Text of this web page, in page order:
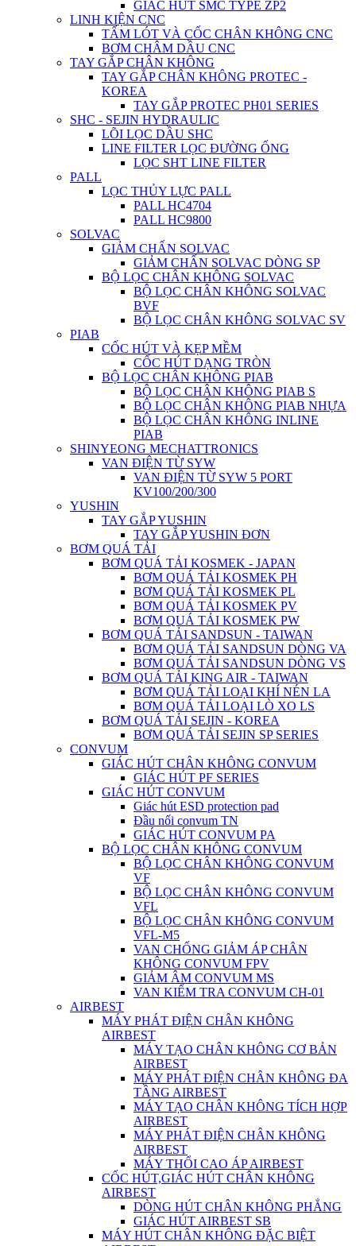
GIÁC HÚT SMC TYPE ZP2
LINH KIỆN CNC
TẤM LÓT VÀ CỐC CHÂN KHÔNG CNC
BƠM CHÂM DẦU CNC
TAY GẮP CHÂN KHÔNG
TAY GẮP CHÂN KHÔNG PROTEC -
KOREA
TAY GẮP PROTEC PH01 SERIES
SHC - SEJIN HYDRAULIC
LÕI LỌC DẦU SHC
LINE FILTER LỌC ĐƯỜNG ỐNG
LỌC SHT LINE FILTER
PALL
LỌC THỦY LỰC PALL
PALL HC4704
PALL HC9800
SOLVAC
GIẢM CHẤN SOLVAC
GIẢM CHẤN SOLVAC DÒNG SP
BỘ LỌC CHÂN KHÔNG SOLVAC
BỘ LỌC CHÂN KHÔNG SOLVAC
BVF
BỘ LỌC CHÂN KHÔNG SOLVAC SV
PIAB
CỐC HÚT VÀ KẸP MỀM
CỐC HÚT DẠNG TRÒN
BỘ LỌC CHÂN KHÔNG PIAB
BỘ LỌC CHÂN KHÔNG PIAB S
BỘ LỌC CHÂN KHÔNG PIAB NHỰA
BỘ LỌC CHÂN KHÔNG INLINE
PIAB
SHINYEONG MECHATTRONICS
VAN ĐIỆN TỪ SYW
VAN ĐIỆN TỪ SYW 5 PORT
KV100/200/300
YUSHIN
TAY GẮP YUSHIN
TAY GẮP YUSHIN ĐƠN
BƠM QUÁ TẢI
BƠM QUÁ TẢI KOSMEK - JAPAN
BƠM QUÁ TẢI KOSMEK PH
BƠM QUÁ TẢI KOSMEK PL
BƠM QUÁ TẢI KOSMEK PV
BƠM QUÁ TẢI KOSMEK PW
BƠM QUÁ TẢI SANDSUN - TAIWAN
BƠM QUÁ TẢI SANDSUN DÒNG VA
BƠM QUÁ TẢI SANDSUN DÒNG VS
BƠM QUÁ TẢI KING AIR - TAIWAN
BƠM QUÁ TẢI LOẠI KHÍ NÉN LA
BƠM QUÁ TẢI LOẠI LÒ XO LS
BƠM QUÁ TẢI SEJIN - KOREA
BƠM QUÁ TẢI SEJIN SP SERIES
CONVUM
GIÁC HÚT CHÂN KHÔNG CONVUM
GIÁC HÚT PF SERIES
GIÁC HÚT CONVUM
Giác hút ESD protection pad
Đầu nối convum TN
GIÁC HÚT CONVUM PA
BỘ LỌC CHÂN KHÔNG CONVUM
BỘ LỌC CHÂN KHÔNG CONVUM
VF
BỘ LỌC CHÂN KHÔNG CONVUM
VFL
BỘ LỌC CHÂN KHÔNG CONVUM
VFL-M5
VAN CHỐNG GIẢM ÁP CHÂN
KHÔNG CONVUM FPV
GIẢM ÂM CONVUM MS
VAN KIỂM TRA CONVUM CH-01
AIRBEST
MÁY PHÁT ĐIỆN CHÂN KHÔNG
AIRBEST
MÁY TẠO CHÂN KHÔNG CƠ BẢN
AIRBEST
MÁY PHÁT ĐIỆN CHÂN KHÔNG ĐA
TẦNG AIRBEST
MÁY TẠO CHÂN KHÔNG TÍCH HỢP
AIRBEST
MÁY PHÁT ĐIỆN CHÂN KHÔNG
AIRBEST
MÁY THỔI CAO ÁP AIRBEST
CỐC HÚT,GIÁC HÚT CHÂN KHÔNG
AIRBEST
DÒNG HÚT CHÂN KHÔNG PHẲNG
GIÁC HÚT AIRBEST SB
MÁY HÚT CHÂN KHÔNG ĐẶC BIỆT